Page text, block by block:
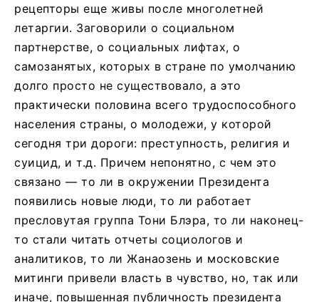
рецепторы еще живы после многолетней
летаргии. Заговорили о социальном
партнерстве, о социальных лифтах, о
самозанятых, которых в стране по умолчанию
долго просто не существовало, а это
практически половина всего трудоспособного
населения страны, о молодежи, у которой
сегодня три дороги: преступность, религия и
суицид, и т.д. Причем непонятно, с чем это
связано — то ли в окружении Президента
появились новые люди, то ли работает
пресловутая группа Тони Блэра, то ли наконец-
то стали читать отчеты социологов и
аналитиков, то ли Жанаозень и московские
митинги привели власть в чувство, но, так или
иначе, повышенная публичность президента